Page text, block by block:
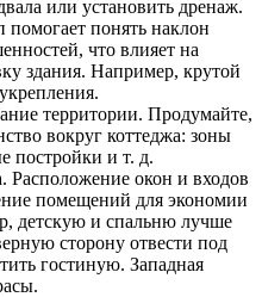
или установить дренаж.
помогает понять наклон
что влияет на
здания. Например, крутой
территории. Продумайте,
вокруг коттеджа: зоны
постройки и т. д.
Расположение окон и входов
помещений для экономии
детскую и спальню лучше
сторону отвести под
гостиную. Западная